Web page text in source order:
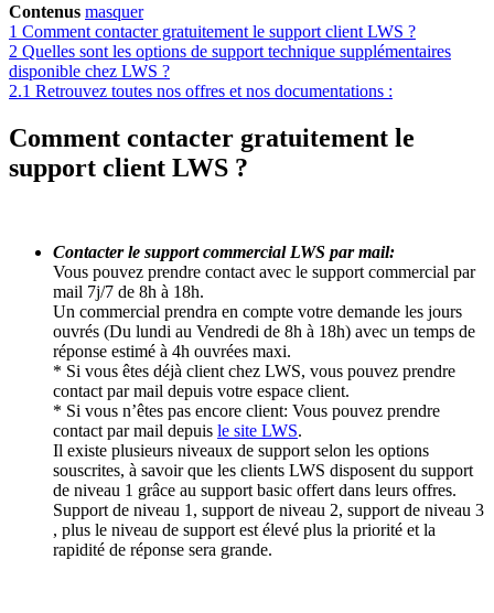
Contenus masquer
1 Comment contacter gratuitement le support client LWS ?
2 Quelles sont les options de support technique supplémentaires
disponible chez LWS ?
2.1 Retrouvez toutes nos offres et nos documentations :
Comment contacter gratuitement le
support client LWS ?
Contacter le support commercial LWS par mail:
Vous pouvez prendre contact avec le support commercial par
mail 7j/7 de 8h à 18h.
Un commercial prendra en compte votre demande les jours
ouvrés (Du lundi au Vendredi de 8h à 18h) avec un temps de
réponse estimé à 4h ouvrées maxi.
* Si vous êtes déjà client chez LWS, vous pouvez prendre
contact par mail depuis votre espace client.
* Si vous n’êtes pas encore client: Vous pouvez prendre
contact par mail depuis le site LWS.
Il existe plusieurs niveaux de support selon les options
souscrites, à savoir que les clients LWS disposent du support
de niveau 1 grâce au support basic offert dans leurs offres.
Support de niveau 1, support de niveau 2, support de niveau 3
, plus le niveau de support est élevé plus la priorité et la
rapidité de réponse sera grande.